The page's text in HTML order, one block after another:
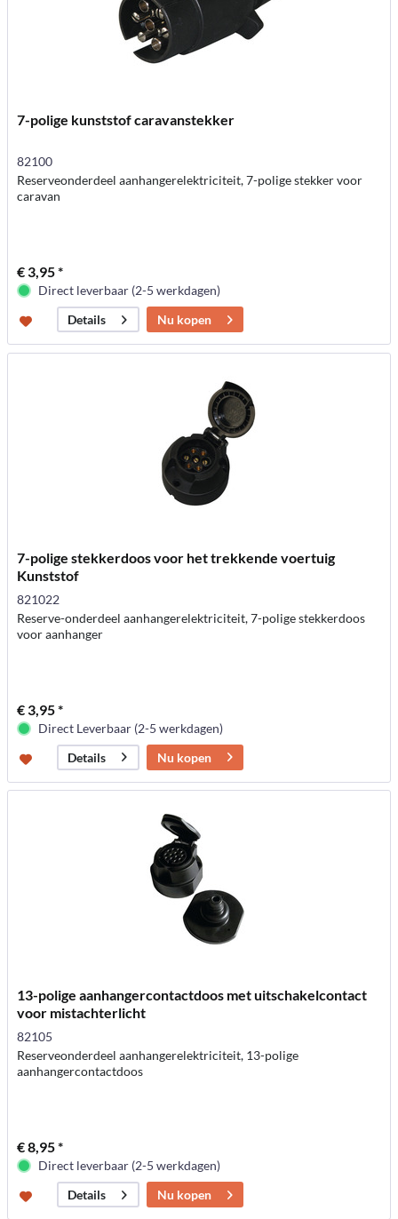
7-polige kunststof caravanstekker
82100
Reserveonderdeel aanhangerelektriciteit, 7-polige stekker voor
caravan
€ 3,95 *
Direct leverbaar (2-5 werkdagen)
Details
Nu kopen
7-polige stekkerdoos voor het trekkende voertuig
Kunststof
821022
Reserve-onderdeel aanhangerelektriciteit, 7-polige stekkerdoos
voor aanhanger
€ 3,95 *
Direct Leverbaar (2-5 werkdagen)
Details
Nu kopen
13-polige aanhangercontactdoos met uitschakelcontact
voor mistachterlicht
82105
Reserveonderdeel aanhangerelektriciteit, 13-polige
aanhangercontactdoos
€ 8,95 *
Direct leverbaar (2-5 werkdagen)
Details
Nu kopen